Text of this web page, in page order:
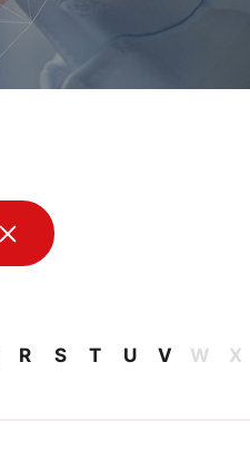
R S T U V W X